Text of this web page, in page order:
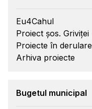
Eu4Cahul
Proiect șos. Griviței
Proiecte în derulare
Arhiva proiecte
Bugetul municipal